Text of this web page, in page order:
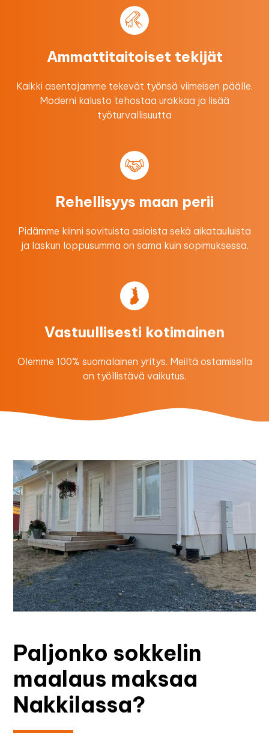
Ammattitaitoiset tekijät
Kaikki asentajamme tekevät työnsä viimeisen päälle.
Moderni kalusto tehostaa urakkaa ​ja lisää
työturvallisuutta
Rehellisyys maan perii
Pidämme kiinni sovituista asioista sekä aikatauluista
ja laskun loppusumma on sama kuin sopimuksessa.
Vastuullisesti kotimainen
Olemme 100% suomalainen yritys. Meiltä ostamisella
on työllistävä vaikutus.
Paljonko sokkelin
maalaus maksaa
Nakkilassa?